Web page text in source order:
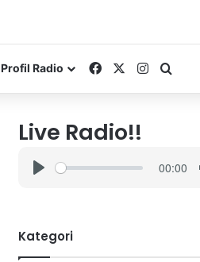
Profil Radio FacebookInstagram
Live Radio!!
y
00:00
Kategori